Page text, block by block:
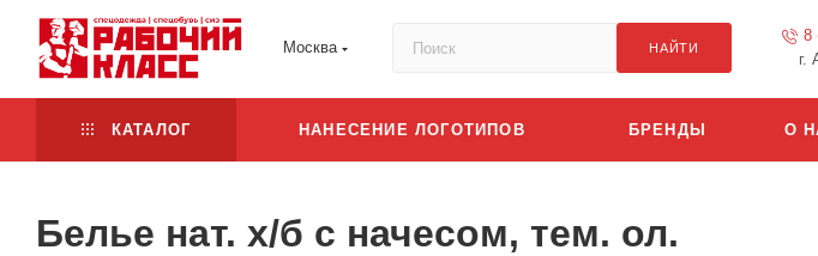
Москва НАЙТИ
8
г.
КАТАЛОГ НАНЕСЕНИЕ ЛОГОТИПОВ БРЕНДЫ О
Белье нат. х/б с начесом, тем. ол.